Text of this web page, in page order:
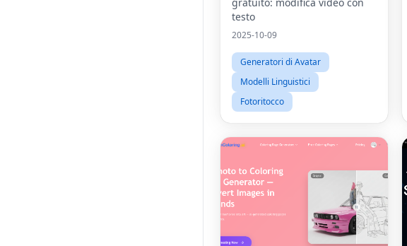
testo
2025-10-09
Generatori di Avatar
Modelli Linguistici
Fotoritocco